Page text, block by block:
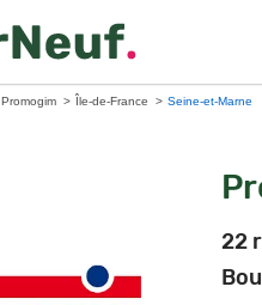
Promogim Île-de-France Seine-et-Marne
22